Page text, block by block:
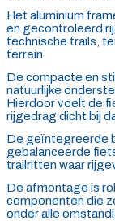
Het aluminium
en gecontroleerd
technische trails,
terrein.
De compacte en
natuurlijke
Hierdoor voelt de
rijgedrag dicht bij
De geïntegreerde
gebalanceerde
trailritten waar
De afmontage is
componenten die
onder alle